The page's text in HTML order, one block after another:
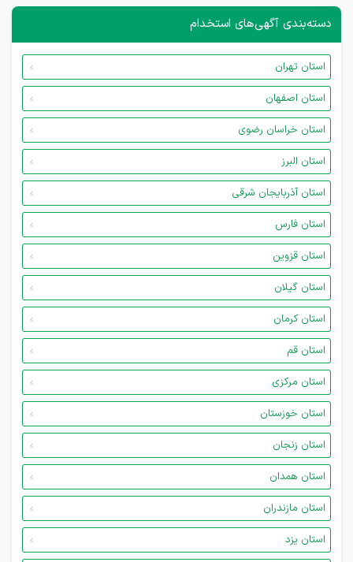
دسته‌بندی آگهی‌های استخدام
استان تهران
استان اصفهان
استان خراسان رضوی
استان البرز
استان آذربایجان شرقی
استان فارس
استان قزوین
استان گیلان
استان کرمان
استان قم
استان مرکزی
استان خوزستان
استان زنجان
استان همدان
استان مازندران
استان یزد